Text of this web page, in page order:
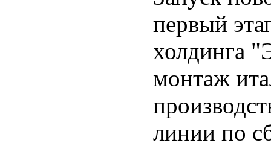
первый
холдинга
монтаж
линии по